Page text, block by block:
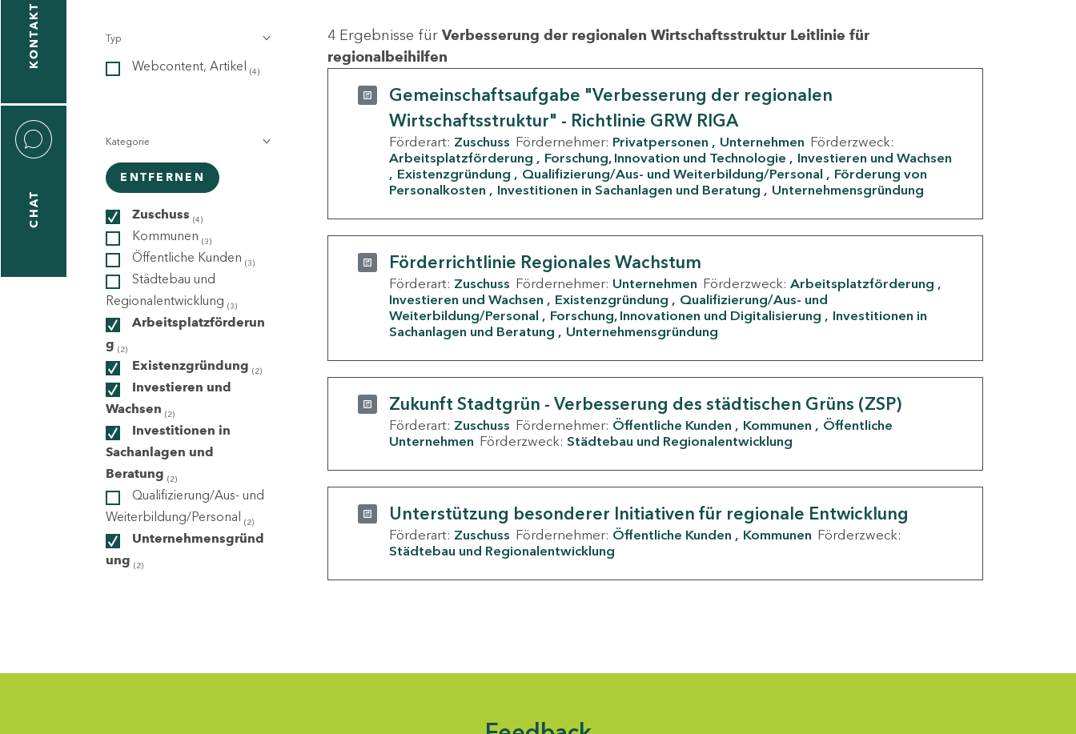
KONTAKT
CHAT
Typ
Webcontent, Artikel (4)
Kategorie
ENTFERNEN
Zuschuss (4)
Kommunen (3)
Öffentliche Kunden (3)
Städtebau und
Regionalentwicklung (3)
Arbeitsplatzförderun
g (2)
Existenzgründung (2)
Investieren und
Wachsen (2)
Investitionen in
Sachanlagen und
Beratung (2)
Qualifizierung/Aus- und
Weiterbildung/Personal (2)
Unternehmensgründ
ung (2)
4 Ergebnisse für Verbesserung der regionalen Wirtschaftsstruktur Leitlinie für
regionalbeihilfen
Gemeinschaftsaufgabe "Verbesserung der regionalen
Wirtschaftsstruktur" - Richtlinie GRW RIGA
Förderart: Zuschuss Fördernehmer: Privatpersonen Unternehmen Förderzweck:
Arbeitsplatzförderung
Forschung, Innovation und Technologie
Investieren und Wachsen
Existenzgründung
Qualifizierung/Aus- und Weiterbildung/Personal
Förderung von
Personalkosten
Investitionen in Sachanlagen und Beratung Unternehmensgründung
Förderrichtlinie Regionales Wachstum
Förderart: Zuschuss Fördernehmer: Unternehmen Förderzweck: Arbeitsplatzförderung
Investieren und Wachsen
Existenzgründung
Qualifizierung/Aus- und
Weiterbildung/Personal
Forschung, Innovationen und Digitalisierung
Investitionen in
Sachanlagen und Beratung
Unternehmensgründung
Zukunft Stadtgrün - Verbesserung des städtischen Grüns (ZSP)
Förderart: Zuschuss Fördernehmer: Öffentliche Kunden Kommunen
Öffentliche
Unternehmen Förderzweck: Städtebau und Regionalentwicklung
Unterstützung besonderer Initiativen für regionale Entwicklung
Förderart: Zuschuss Fördernehmer: Öffentliche Kunden Kommunen Förderzweck:
Städtebau und Regionalentwicklung